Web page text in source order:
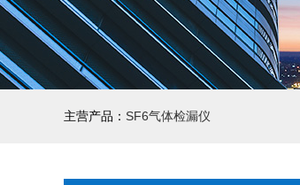
主营产品： SF6气体检漏仪